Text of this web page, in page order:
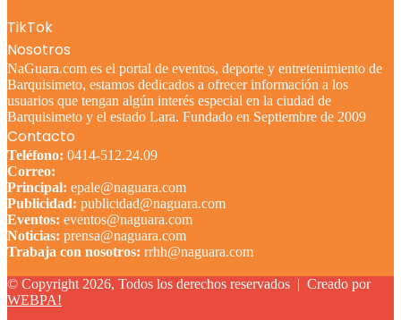
TikTok
Nosotros
NaGuara.com es el portal de eventos, deporte y entretenimiento de
Barquisimeto, estamos dedicados a ofrecer información a los
usuarios que tengan algún interés especial en la ciudad de
Barquisimeto y el estado Lara. Fundado en Septiembre de 2009
Contacto
Teléfono: 0414-512.24.09
Correo:
Principal: epale@naguara.com
Publicidad: publicidad@naguara.com
Eventos: eventos@naguara.com
Noticias: prensa@naguara.com
Trabaja con nosotros: rrhh@naguara.com
© Copyright 2026, Todos los derechos reservados | Creado por
WEBPA!